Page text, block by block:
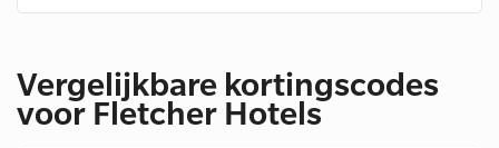
Vergelijkbare kortingscodes
voor Fletcher Hotels